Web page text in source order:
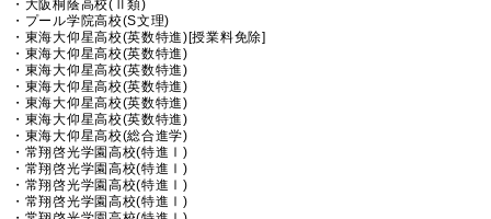
・大阪桐蔭高校(Ⅱ類)
・プール学院高校(S文理)
・東海大仰星高校(英数特進)[授業料免除]
・東海大仰星高校(英数特進)
・東海大仰星高校(英数特進)
・東海大仰星高校(英数特進)
・東海大仰星高校(英数特進)
・東海大仰星高校(英数特進)
・東海大仰星高校(総合進学)
・常翔啓光学園高校(特進Ⅰ)
・常翔啓光学園高校(特進Ⅰ)
・常翔啓光学園高校(特進Ⅰ)
・常翔啓光学園高校(特進Ⅰ)